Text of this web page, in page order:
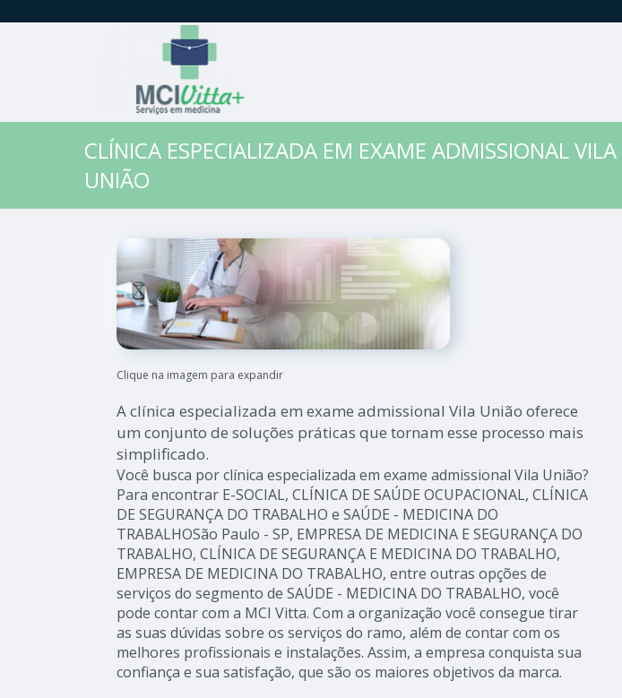
CLÍNICA ESPECIALIZADA EM EXAME ADMISSIONAL VILA
UNIÃO
Clique na imagem para expandir
A clínica especializada em exame admissional Vila União oferece
um conjunto de soluções práticas que tornam esse processo mais
simplificado.
Você busca por clínica especializada em exame admissional Vila União?
Para encontrar E-SOCIAL, CLÍNICA DE SAÚDE OCUPACIONAL, CLÍNICA
DE SEGURANÇA DO TRABALHO e SAÚDE - MEDICINA DO
TRABALHOSão Paulo - SP, EMPRESA DE MEDICINA E SEGURANÇA DO
TRABALHO, CLÍNICA DE SEGURANÇA E MEDICINA DO TRABALHO,
EMPRESA DE MEDICINA DO TRABALHO, entre outras opções de
serviços do segmento de SAÚDE - MEDICINA DO TRABALHO, você
pode contar com a MCI Vitta. Com a organização você consegue tirar
as suas dúvidas sobre os serviços do ramo, além de contar com os
melhores profissionais e instalações. Assim, a empresa conquista sua
confiança e sua satisfação, que são os maiores objetivos da marca.